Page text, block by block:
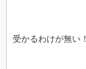
受かるわけが無い！